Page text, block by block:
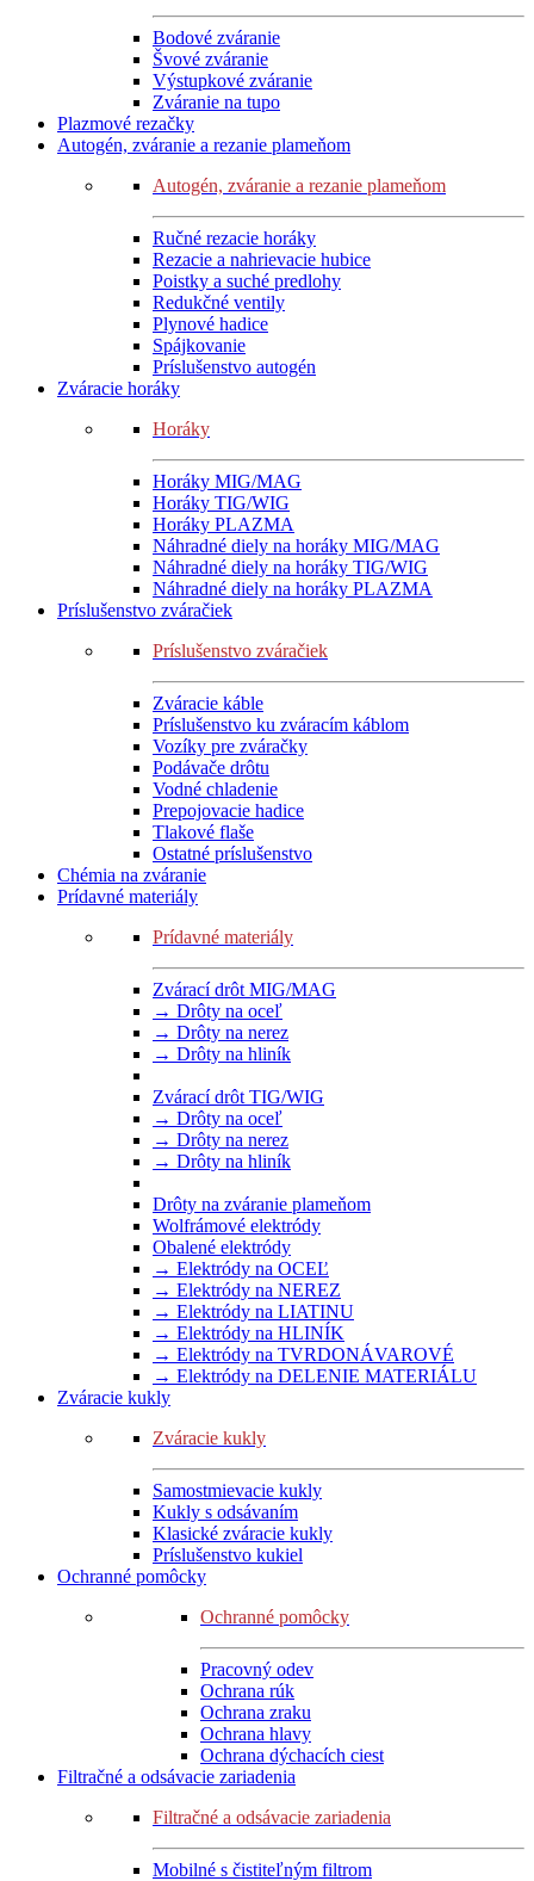
Bodové zváranie
Švové zváranie
Výstupkové zváranie
Zváranie na tupo
Plazmové rezačky
Autogén, zváranie a rezanie plameňom
Autogén, zváranie a rezanie plameňom
Ručné rezacie horáky
Rezacie a nahrievacie hubice
Poistky a suché predlohy
Redukčné ventily
Plynové hadice
Spájkovanie
Príslušenstvo autogén
Zváracie horáky
Horáky
Horáky MIG/MAG
Horáky TIG/WIG
Horáky PLAZMA
Náhradné diely na horáky MIG/MAG
Náhradné diely na horáky TIG/WIG
Náhradné diely na horáky PLAZMA
Príslušenstvo zváračiek
Príslušenstvo zváračiek
Zváracie káble
Príslušenstvo ku zváracím káblom
Vozíky pre zváračky
Podávače drôtu
Vodné chladenie
Prepojovacie hadice
Tlakové flaše
Ostatné príslušenstvo
Chémia na zváranie
Prídavné materiály
Prídavné materiály
Zvárací drôt MIG/MAG
→ Drôty na oceľ
→ Drôty na nerez
→ Drôty na hliník
Zvárací drôt TIG/WIG
→ Drôty na oceľ
→ Drôty na nerez
→ Drôty na hliník
Drôty na zváranie plameňom
Wolfrámové elektródy
Obalené elektródy
→ Elektródy na OCEĽ
→ Elektródy na NEREZ
→ Elektródy na LIATINU
→ Elektródy na HLINÍK
→ Elektródy na TVRDONÁVAROVÉ
→ Elektródy na DELENIE MATERIÁLU
Zváracie kukly
Zváracie kukly
Samostmievacie kukly
Kukly s odsávaním
Klasické zváracie kukly
Príslušenstvo kukiel
Ochranné pomôcky
Ochranné pomôcky
Pracovný odev
Ochrana rúk
Ochrana zraku
Ochrana hlavy
Ochrana dýchacích ciest
Filtračné a odsávacie zariadenia
Filtračné a odsávacie zariadenia
Mobilné s čistiteľným filtrom